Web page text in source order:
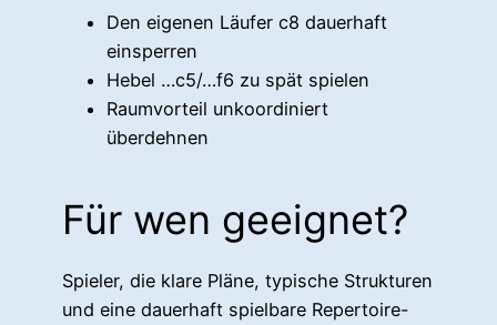
Den eigenen Läufer c8 dauerhaft
einsperren
Hebel …c5/…f6 zu spät spielen
Raumvorteil unkoordiniert
überdehnen
Für wen geeignet?
Spieler, die klare Pläne, typische Strukturen
und eine dauerhaft spielbare Repertoire-